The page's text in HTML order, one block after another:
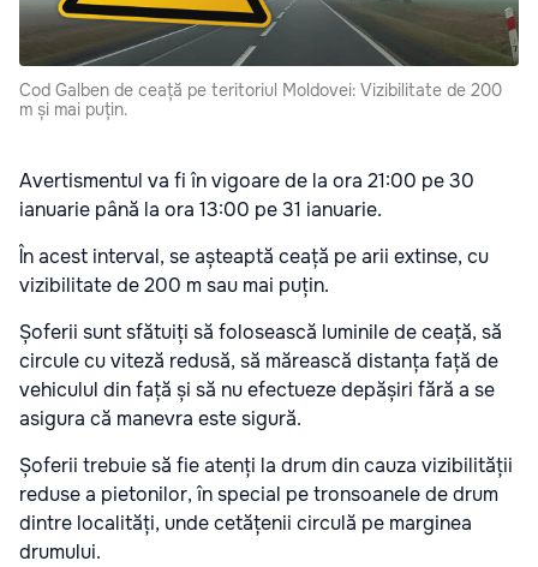
Cod Galben de ceață pe teritoriul Moldovei: Vizibilitate de 200
m și mai puțin.
Avertismentul va fi în vigoare de la ora 21:00 pe 30
ianuarie până la ora 13:00 pe 31 ianuarie.
În acest interval, se așteaptă ceață pe arii extinse, cu
vizibilitate de 200 m sau mai puțin.
Șoferii sunt sfătuiți să folosească luminile de ceață, să
circule cu viteză redusă, să mărească distanța față de
vehiculul din față și să nu efectueze depășiri fără a se
asigura că manevra este sigură.
Șoferii trebuie să fie atenți la drum din cauza vizibilității
reduse a pietonilor, în special pe tronsoanele de drum
dintre localități, unde cetățenii circulă pe marginea
drumului.